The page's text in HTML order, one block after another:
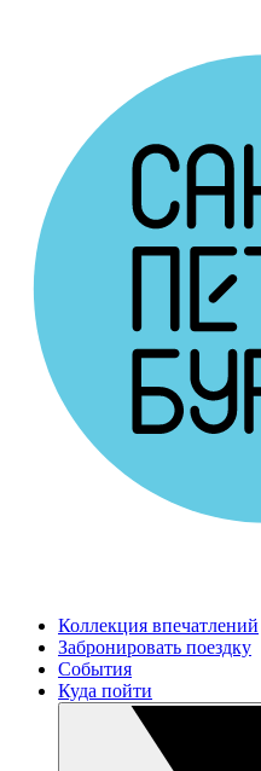
Коллекция впечатлений
Забронировать поездку
События
Куда пойти